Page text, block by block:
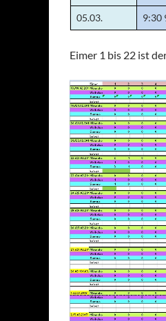
05.03. 9:30
Eimer 1 bis 22 ist